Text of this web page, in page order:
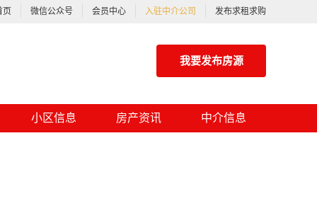
页 微信公众号 会员中心 入驻中介公司 发布求租求购
我要发布房源
小区信息 房产资讯 中介信息